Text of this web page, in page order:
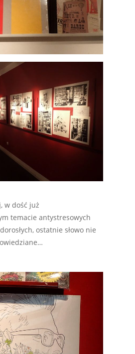
w dość już
temacie antystresowych
ostatnie słowo nie